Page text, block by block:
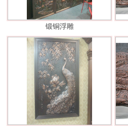
锻铜浮雕